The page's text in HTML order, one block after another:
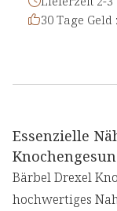
30 Tage
Essenzielle
Bärbel Drexel
hochwertiges